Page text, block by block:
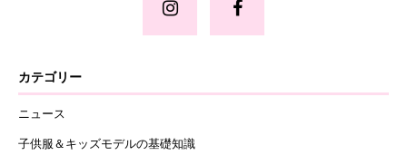
カテゴリー
ニュース
子供服＆キッズモデルの基礎知識